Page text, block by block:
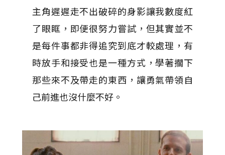
主角遲遲走不出破碎的身影讓我數度紅
了眼眶，即便很努力嘗試，但其實並不
是每件事都非得追究到底才較處理，有
時放手和接受也是一種方式，學著擱下
那些來不及帶走的東西，讓勇氣帶領自
己前進也沒什麼不好。